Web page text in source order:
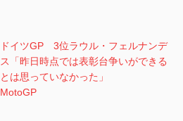
ドイツGP 3位ラウル・フェルナンデ
ス「昨日時点では表彰台争いができる
とは思っていなかった」
MotoGP